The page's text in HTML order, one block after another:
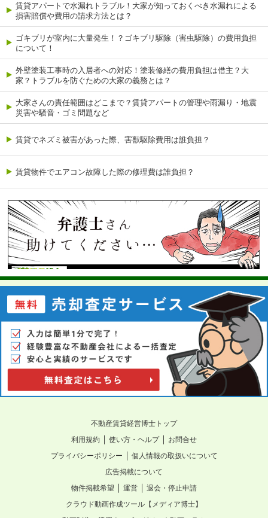
賃貸アパートで水漏れトラブル！大家が知っておくべき水漏れによる
損害賠償や費用の請求方法とは？
ゴキブリが室内に大量発生！？ゴキブリ駆除（害虫駆除）の費用負担
について！
外壁塗装工事時の入居者への対応！塗装修繕の費用負担は借主？大
家？トラブルを防ぐための大家の義務とは？
大家さんの責任範囲はどこまで？賃貸アパートの管理や雨漏り・地震
災害や騒音・ゴミ問題など
賃貸でネズミ被害があった際、害獣駆除費用は誰負担？
賃貸物件でエアコン故障した際の修理費は誰負担？
不動産賃貸経営博士トップ
利用規約 ｜ 使い方・ヘルプ｜ お問合せ
プライバシーポリシー ｜ 個人情報の取扱いについて
広告掲載について
物件掲載希望 ｜ 運営 ｜ 退会・停止申請
クラウド動画作成ツール【メディア博士】